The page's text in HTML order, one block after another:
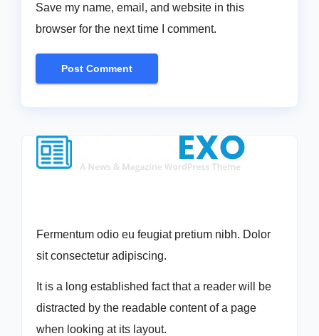
Save my name, email, and website in this
browser for the next time I comment.
Fermentum odio eu feugiat pretium nibh. Dolor
sit consectetur adipiscing.
It is a long established fact that a reader will be
distracted by the readable content of a page
when looking at its layout.